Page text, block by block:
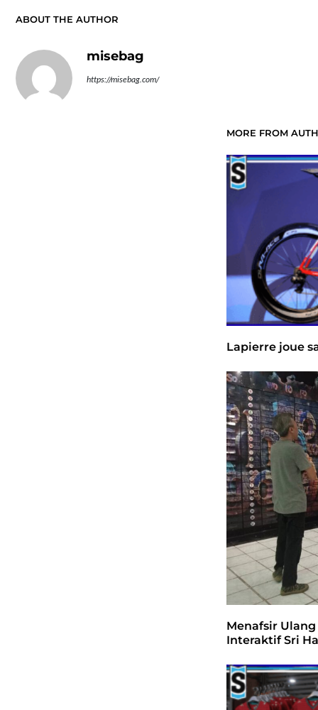
ABOUT THE AUTHOR
misebag
https://misebag.com/
MORE FROM
Lapierre joue
Menafsir
Interaktif Sri